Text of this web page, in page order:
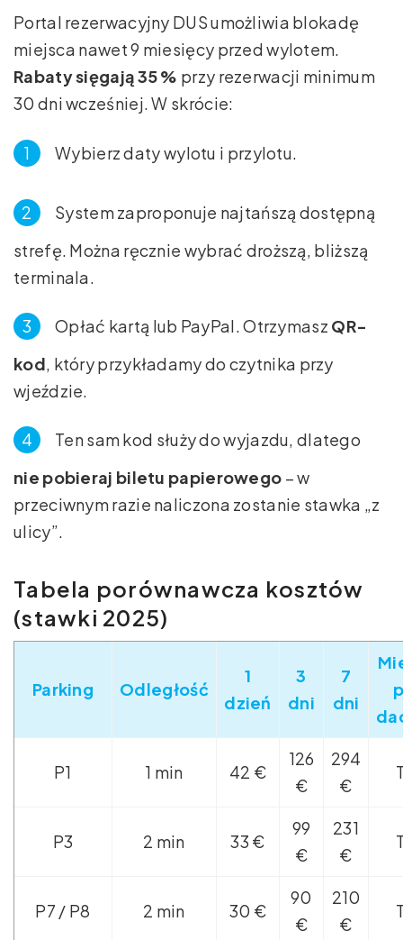
Portal rezerwacyjny DUS umożliwia blokadę
miejsca nawet 9 miesięcy przed wylotem.
Rabaty sięgają 35 % przy rezerwacji minimum
30 dni wcześniej. W skrócie:
Wybierz daty wylotu i przylotu.
System zaproponuje najtańszą dostępną
strefę. Można ręcznie wybrać droższą, bliższą
terminala.
Opłać kartą lub PayPal. Otrzymasz QR-
kod, który przykładamy do czytnika przy
wjeździe.
Ten sam kod służy do wyjazdu, dlatego
nie pobieraj biletu papierowego – w
przeciwnym razie naliczona zostanie stawka „z
ulicy”.
Tabela porównawcza kosztów
(stawki 2025)
Parking Odległość
1
dzień
3
dni
7
dni
P1 1 min 42 €
126
€
294
€
P3 2 min 33 €
99
€
231
€
P7 / P8 2 min 30 €
90
€
210
€